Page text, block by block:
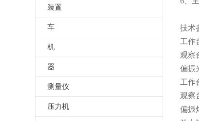
装置
车
机
器
测量仪
压力机
技术
工作
观察
偏振
工作
观察
偏振